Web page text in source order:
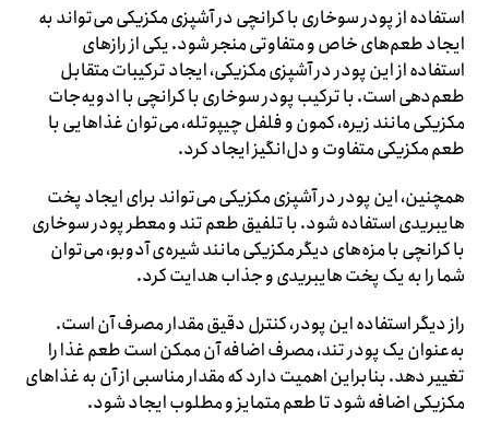
استفاده از پودر سوخاری با کرانچی در آشپزی مکزیکی می‌تواند به
ایجاد طعم‌های خاص و متفاوتی منجر شود. یکی از رازهای
استفاده از این پودر در آشپزی مکزیکی، ایجاد ترکیبات متقابل
طعم‌دهی است. با ترکیب پودر سوخاری با کرانچی با ادویه‌جات
مکزیکی مانند زیره، کمون و فلفل چیپوتله، می‌توان غذاهایی با
طعم مکزیکی متفاوت و دل‌انگیز ایجاد کرد.
همچنین، این پودر در آشپزی مکزیکی می‌تواند برای ایجاد پخت
هایبریدی استفاده شود. با تلفیق طعم تند و معطر پودر سوخاری
با کرانچی با مزه‌های دیگر مکزیکی مانند شیره‌ی آدوبو، می‌توان
شما را به یک پخت هایبریدی و جذاب هدایت کرد.
راز دیگر استفاده این پودر، کنترل دقیق مقدار مصرف آن است.
به‌عنوان یک پودر تند، مصرف اضافه آن ممکن است طعم غذا را
تغییر دهد. بنابراین اهمیت دارد که مقدار مناسبی از آن به غذاهای
مکزیکی اضافه شود تا طعم متمایز و مطلوب ایجاد شود.